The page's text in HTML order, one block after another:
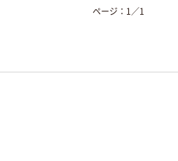
ページ： 1 ／1